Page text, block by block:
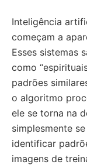
Inteligência
começam a
Esses sistemas
como
padrões
o algoritmo
ele se torna na
simplesmente
identificar
imagens de